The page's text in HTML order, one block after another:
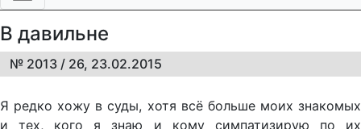
В давильне
№ 2013 / 26, 23.02.2015
Я редко хожу в суды, хотя всё больше моих знакомых
и тех, кого я знаю и кому симпатизирую по их